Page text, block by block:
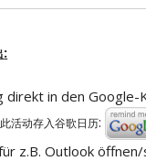
:
direkt in den Google-
活动存入谷歌日历:
z.B. Outlook